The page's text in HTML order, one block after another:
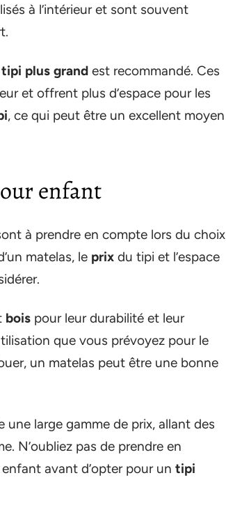
à l’intérieur et sont souvent
tipi plus grand est recommandé. Ces
et offrent plus d’espace pour les
, ce qui peut être un excellent moyen
enfant
à prendre en compte lors du choix
matelas, le prix du tipi et l’espace
bois pour leur durabilité et leur
que vous prévoyez pour le
un matelas peut être une bonne
large gamme de prix, allant des
N’oubliez pas de prendre en
avant d’opter pour un tipi